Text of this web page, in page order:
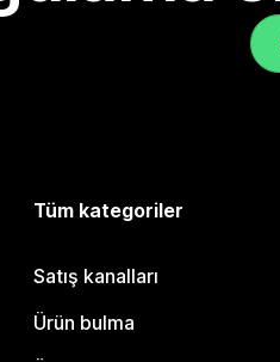
Tüm kategoriler
Satış kanalları
Ürün bulma